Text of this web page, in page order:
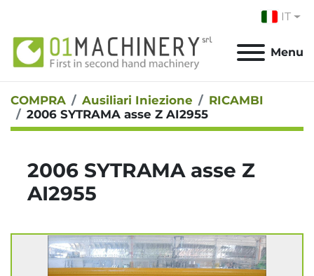
IT
Menu
COMPRA Ausiliari Iniezione
RICAMBI
2006 SYTRAMA asse Z AI2955
2006 SYTRAMA asse Z
AI2955